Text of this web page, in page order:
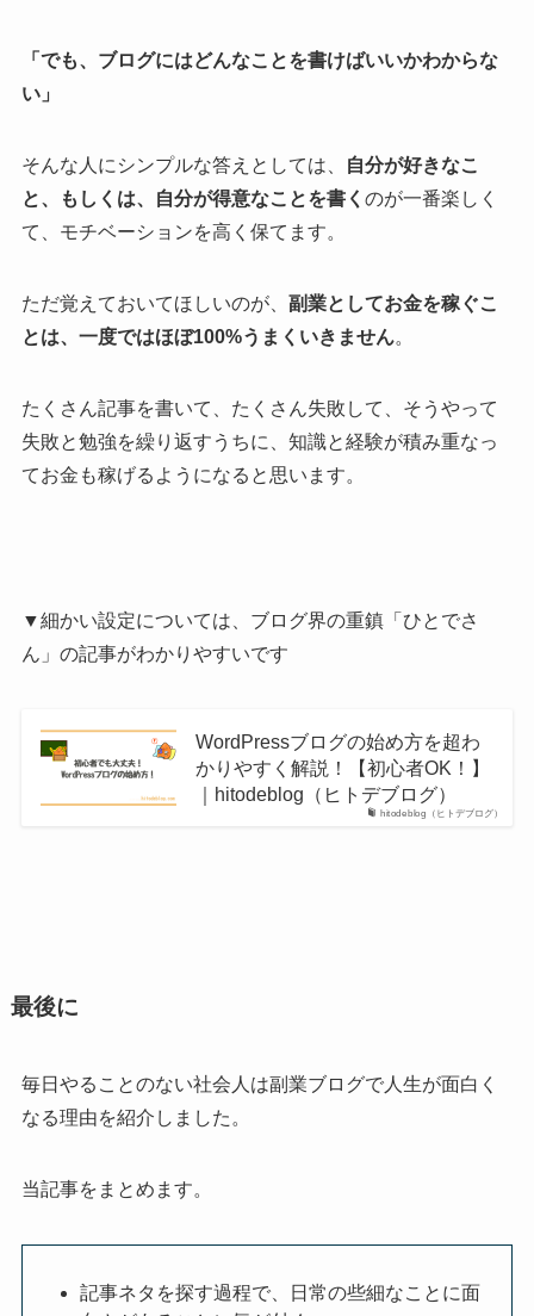
「でも、ブログにはどんなことを書けばいいかわからな
い」
そんな人にシンプルな答えとしては、
自分が好きなこ
と、もしくは、自分が得意なことを書く のが一番楽しく
て、モチベーションを高く保てます。
ただ覚えておいてほしいのが、 副業としてお金を稼ぐこ
とは、一度ではほぼ100%うまくいきません。
たくさん記事を書いて、たくさん失敗して、そうやって
失敗と勉強を繰り返すうちに、知識と経験が積み重なっ
てお金も稼げるようになると思います。
▼細かい設定については、ブログ界の重鎮「ひとでさ
ん」の記事がわかりやすいです
hitodeblog（ヒトデブログ）
WordPressブログの始め方を超わ
かりやすく解説！【初心者OK！】
｜hitodeblog（ヒトデブログ）
最後に
毎日やることのない社会人は副業ブログで人生が面白く
なる理由を紹介しました。
当記事をまとめます。
記事ネタを探す過程で、日常の些細なことに面